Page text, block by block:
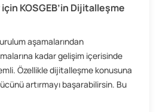
KOSGEB’in Dijitalleşme
aşamalarından
kadar gelişim içerisinde
Özellikle dijitalleşme konusuna
artırmayı başarabilirsin. Bu